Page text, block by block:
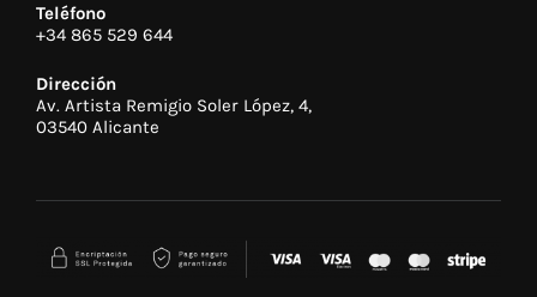
Teléfono
+34 865 529 644
Dirección
Av. Artista Remigio Soler López, 4,
03540 Alicante